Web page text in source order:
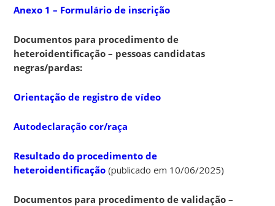
Anexo 1 – Formulário de inscrição
Documentos para procedimento de
heteroidentificação – pessoas candidatas
negras/pardas:
Orientação de registro de vídeo
Autodeclaração cor/raça
Resultado do procedimento de
heteroidentificação (publicado em 10/06/2025)
Documentos para procedimento de validação –